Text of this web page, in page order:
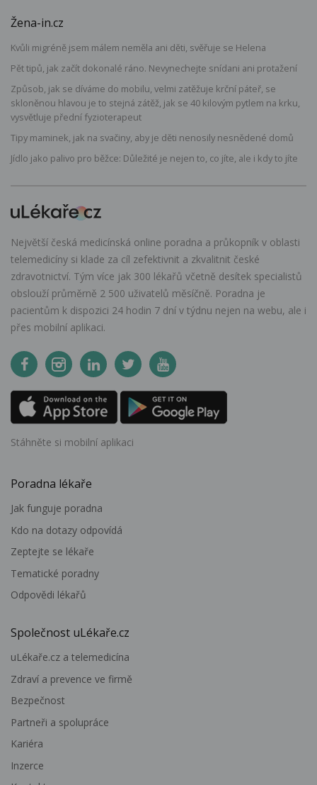
Žena-in.cz
Kvůli migréně jsem málem neměla ani děti, svěřuje se Helena
Pět tipů, jak začít dokonalé ráno. Nevynechejte snídani ani protažení
Způsob, jak se díváme do mobilu, velmi zatěžuje krční páteř, se
skloněnou hlavou je to stejná zátěž, jak se 40 kilovým pytlem na krku,
vysvětluje přední fyzioterapeut
Tipy maminek, jak na svačiny, aby je děti nenosily nesnědené domů
Jídlo jako palivo pro běžce: Důležité je nejen to, co jíte, ale i kdy to jíte
Největší česká medicínská online poradna a průkopník v oblasti
telemedicíny si klade za cíl zefektivnit a zkvalitnit české
zdravotnictví. Tým více jak 300 lékařů včetně desítek specialistů
obslouží průměrně 2 500 uživatelů měsíčně. Poradna je
pacientům k dispozici 24 hodin 7 dní v týdnu nejen na webu, ale i
přes mobilní aplikaci.
Stáhněte si mobilní aplikaci
Poradna lékaře
Jak funguje poradna
Kdo na dotazy odpovídá
Zeptejte se lékaře
Tematické poradny
Odpovědi lékařů
Společnost uLékaře.cz
uLékaře.cz a telemedicína
Zdraví a prevence ve firmě
Bezpečnost
Partneři a spolupráce
Kariéra
Inzerce